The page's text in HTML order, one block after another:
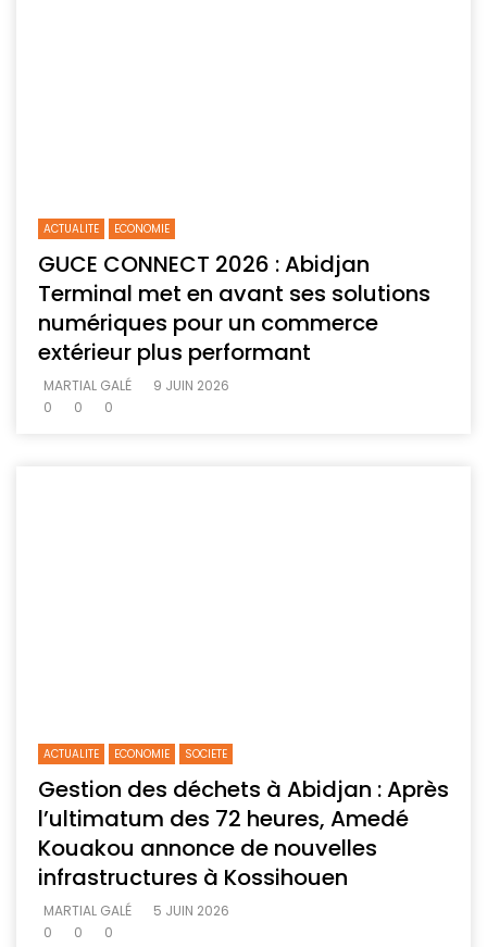
ACTUALITE ECONOMIE
GUCE CONNECT 2026 : Abidjan
Terminal met en avant ses solutions
numériques pour un commerce
extérieur plus performant
MARTIAL GALÉ
9 JUIN 2026
0
0 0
ACTUALITE ECONOMIE SOCIETE
Gestion des déchets à Abidjan : Après
l’ultimatum des 72 heures, Amedé
Kouakou annonce de nouvelles
infrastructures à Kossihouen
MARTIAL GALÉ
5 JUIN 2026
0
0 0